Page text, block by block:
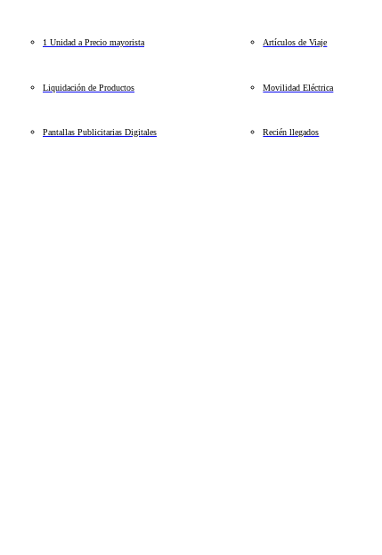
1 Unidad a Precio mayorista Artículos de Viaje
Liquidación de Productos Movilidad Eléctrica
Pantallas Publicitarias Digitales Recién llegados